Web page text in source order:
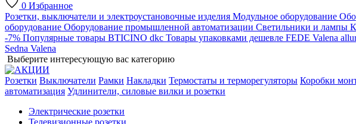
0 Избранное
Розетки, выключатели и электроустановочные изделия Модульное оборудование
оборудование Оборудование промышленной автоматизации Светильники и лампы
-7% Популярные товары BTICINO dkc Товары упаковками дешевле FEDE Valena
Sedna Valena
Выберите интересующую вас категорию
Розетки Выключатели Рамки Накладки Термостаты и терморегуляторы Коробки
автоматизация Удлинители, силовые вилки и розетки
Электрические розетки
Телевизионные розетки